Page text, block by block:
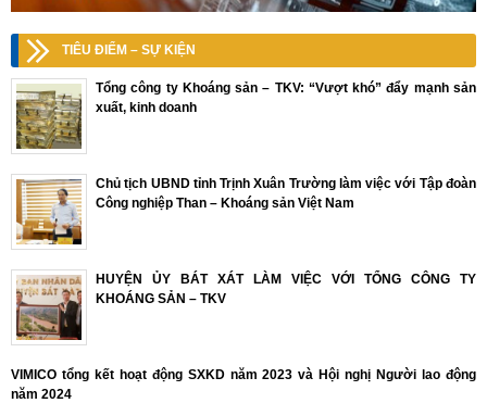
TIÊU ĐIỂM – SỰ KIỆN
Tổng công ty Khoáng sản – TKV: “Vượt khó” đẩy mạnh sản
xuất, kinh doanh
Chủ tịch UBND tỉnh Trịnh Xuân Trường làm việc với Tập đoàn
Công nghiệp Than – Khoáng sản Việt Nam
HUYỆN ỦY BÁT XÁT LÀM VIỆC VỚI TỔNG CÔNG TY
KHOÁNG SẢN – TKV
VIMICO tổng kết hoạt động SXKD năm 2023 và Hội nghị Người lao động
năm 2024